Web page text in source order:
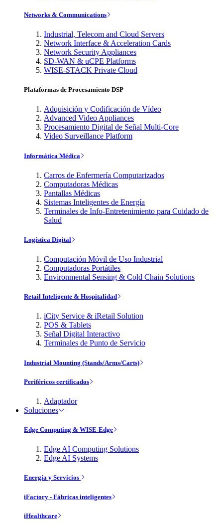
Networks & Communications
Industrial, Telecom and Cloud Servers
Network Interface & Acceleration Cards
Network Security Appliances
SD-WAN & uCPE Platforms
WISE-STACK Private Cloud
Plataformas de Procesamiento DSP
Adquisición y Codificación de Vídeo
Advanced Video Appliances
Procesamiento Digital de Señal Multi-Core
Video Surveillance Platform
Informática Médica
Carros de Enfermería Computarizados
Computadoras Médicas
Pantallas Médicas
Sistemas Inteligentes de Energía
Terminales de Info-Entretenimiento para Cuidado de
Salud
Logística Digital
Computación Móvil de Uso Industrial
Computadoras Portátiles
Environmental Sensing & Cold Chain Solutions
Retail Inteligente & Hospitalidad
iCity Service & iRetail Solution
POS & Tablets
Señal Digital Interactivo
Terminales de Punto de Servicio
Industrial Mounting (Stands/Arms/Carts)
Periféricos certificados
Adaptador
Soluciones
Edge Computing & WISE-Edge
Edge AI Computing Solutions
Edge AI Systems
Energía y Servicios
iFactory - Fábricas inteligentes
iHealthcare